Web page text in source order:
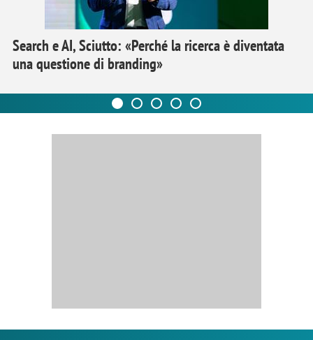
Search e AI, Sciutto: «Perché la ricerca è diventata
una questione di branding»